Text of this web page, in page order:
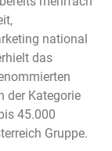
national
das
der Kategorie
45.000
Gruppe.